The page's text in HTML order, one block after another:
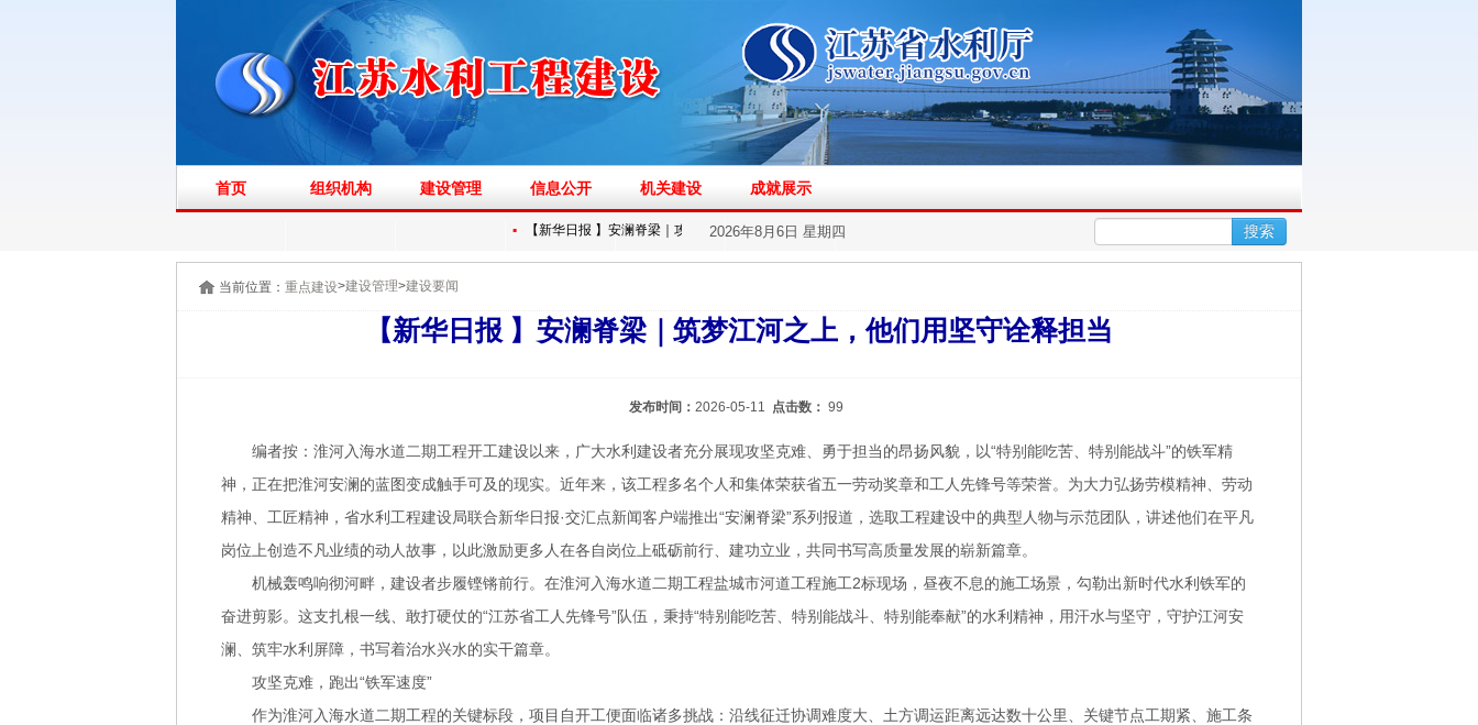
首页 组织机构 建设管理 信息公开 机关建设 成就展示
【新华日报 】安澜脊梁｜攻克世界级难... ▪ 【新华日报 】安澜脊梁｜世界最大水立... 【新华日报 】安澜脊梁｜筑梦淮河守安...
2026年8月6日 星期四 搜索
当前位置： 重点建设>建设管理>建设要闻
【新华日报 】安澜脊梁｜筑梦江河之上，他们用坚守诠释担当
发布时间： 2026-05-11 点击数： 99
编者按：淮河入海水道二期工程开工建设以来，广大水利建设者充分展现攻坚克难、勇于担当的昂扬风貌，以“特别能吃苦、特别能战斗”的铁军精
神，正在把淮河安澜的蓝图变成触手可及的现实。近年来，该工程多名个人和集体荣获省五一劳动奖章和工人先锋号等荣誉。为大力弘扬劳模精神、劳动
精神、工匠精神，省水利工程建设局联合新华日报·交汇点新闻客户端推出“安澜脊梁”系列报道，选取工程建设中的典型人物与示范团队，讲述他们在平凡
岗位上创造不凡业绩的动人故事，以此激励更多人在各自岗位上砥砺前行、建功立业，共同书写高质量发展的崭新篇章。
机械轰鸣响彻河畔，建设者步履铿锵前行。在淮河入海水道二期工程盐城市河道工程施工2标现场，昼夜不息的施工场景，勾勒出新时代水利铁军的
奋进剪影。这支扎根一线、敢打硬仗的“江苏省工人先锋号”队伍，秉持“特别能吃苦、特别能战斗、特别能奉献”的水利精神，用汗水与坚守，守护江河安
澜、筑牢水利屏障，书写着治水兴水的实干篇章。
攻坚克难，跑出“铁军速度”
作为淮河入海水道二期工程的关键标段，项目自开工便面临诸多挑战：沿线征迁协调难度大、土方调运距离远达数十公里、关键节点工期紧、施工条